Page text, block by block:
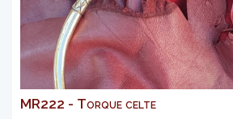
MR222 - Torque celte